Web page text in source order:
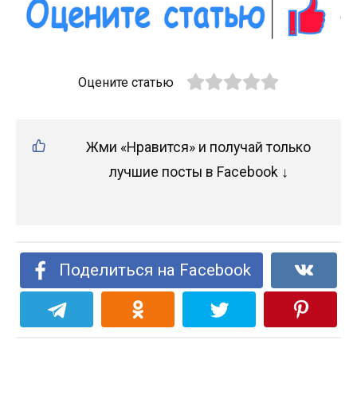
Оцените статью
Жми «Нравится» и получай только
лучшие посты в Facebook ↓
Поделиться на Facebook